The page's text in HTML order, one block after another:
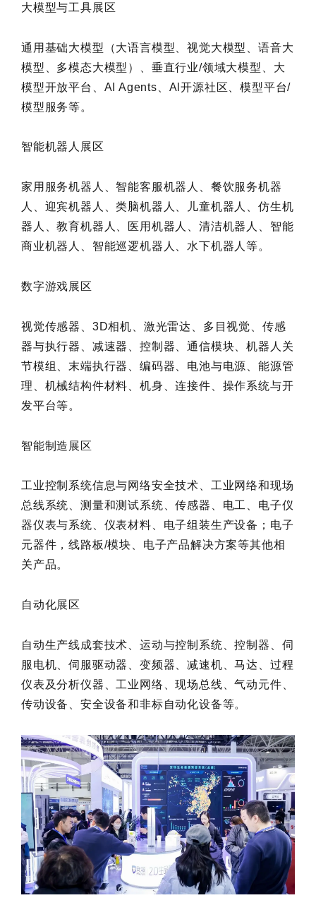
大模型与工具展区
通用基础大模型（大语言模型、视觉大模型、语音大
模型、多模态大模型）、垂直行业/领域大模型、大
模型开放平台、AI Agents、Al开源社区、模型平台/
模型服务等。
智能机器人展区
家用服务机器人、智能客服机器人、餐饮服务机器
人、迎宾机器人、类脑机器人、儿童机器人、仿生机
器人、教育机器人、医用机器人、清洁机器人、智能
商业机器人、智能巡逻机器人、水下机器人等。
数字游戏展区
视觉传感器、3D相机、激光雷达、多目视觉、传感
器与执行器、减速器、控制器、通信模块、机器人关
节模组、末端执行器、编码器、电池与电源、能源管
理、机械结构件材料、机身、连接件、操作系统与开
发平台等。
智能制造展区
工业控制系统信息与网络安全技术、工业网络和现场
总线系统、测量和测试系统、传感器、电工、电子仪
器仪表与系统、仪表材料、电子组装生产设备；电子
元器件，线路板/模块、电子产品解决方案等其他相
关产品。
自动化展区
自动生产线成套技术、运动与控制系统、控制器、伺
服电机、伺服驱动器、变频器、减速机、马达、过程
仪表及分析仪器、工业网络、现场总线、气动元件、
传动设备、安全设备和非标自动化设备等。